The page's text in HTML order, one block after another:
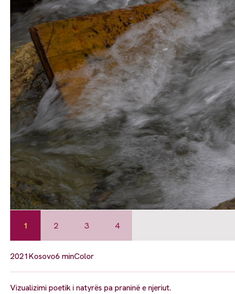
1 2 3 4
2021Kosovo6 minColor
Vizualizimi poetik i natyrës pa praninë e njeriut.